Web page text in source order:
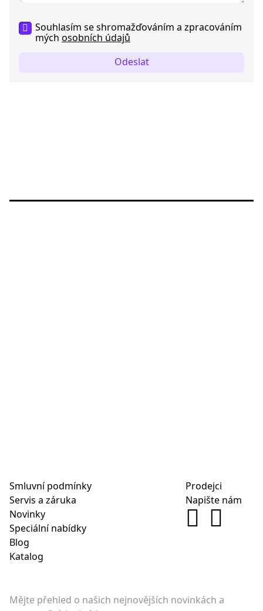
Souhlasím se shromažďováním a zpracováním
mých osobních údajů
Odeslat
Smluvní podmínky
Servis a záruka
Novinky
Speciální nabídky
Blog
Katalog
Prodejci
Napište nám
Mějte přehled o našich nejnovějších novinkách a